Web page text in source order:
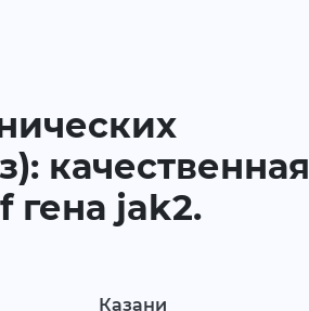
качественная
гена jak2.
Казани